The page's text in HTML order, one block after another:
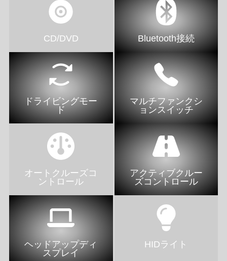
CD/DVD Bluetooth接続
ドライビングモー
ド
マルチファンクシ
ョンスイッチ
オートクルーズコ
ントロール
アクティブクルー
ズコントロール
ヘッドアップディ
スプレイ
HIDライト